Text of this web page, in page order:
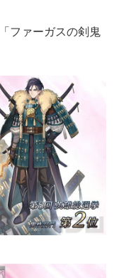
ファーガスの剣鬼